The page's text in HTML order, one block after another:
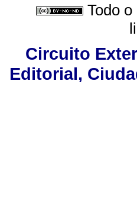
Todo
Circuito
Editorial,